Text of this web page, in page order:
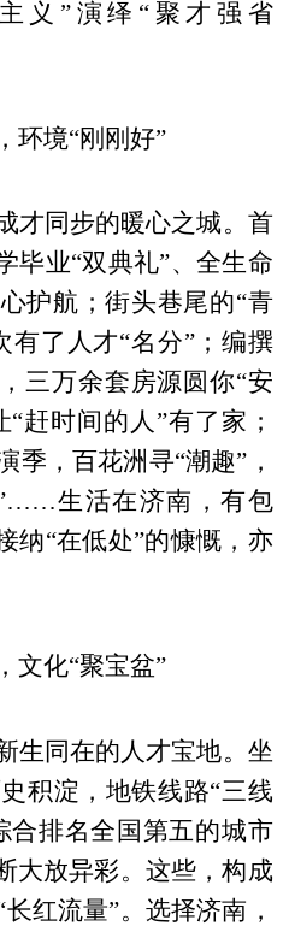
义”演绎“聚才强省
境“刚刚好”
同步的暖心之城。首
毕业“双典礼”、全生命
护航；街头巷尾的“青
有了人才“名分”；编撰
三万余套房源圆你“安
赶时间的人”有了家；
季，百花洲寻“潮趣”，
生活在济南，有包
纳“在低处”的慷慨，亦
化“聚宝盆”
同在的人才宝地。坐
积淀，地铁线路“三线
合排名全国第五的城市
大放异彩。这些，构成
红流量”。选择济南，